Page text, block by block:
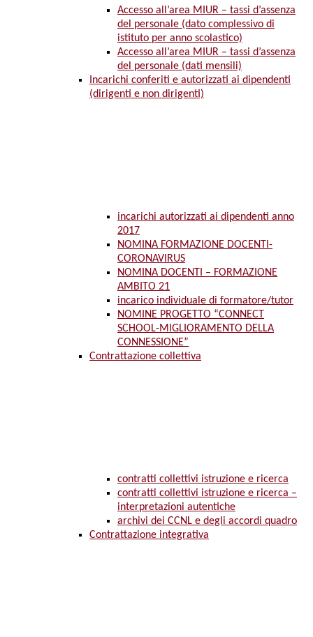
Accesso all’area MIUR – tassi d’assenza
del personale (dato complessivo di
istituto per anno scolastico)
Accesso all’area MIUR – tassi d’assenza
del personale (dati mensili)
Incarichi conferiti e autorizzati ai dipendenti
(dirigenti e non dirigenti)
incarichi autorizzati ai dipendenti anno
2017
NOMINA FORMAZIONE DOCENTI-
CORONAVIRUS
NOMINA DOCENTI – FORMAZIONE
AMBITO 21
incarico individuale di formatore/tutor
NOMINE PROGETTO “CONNECT
SCHOOL-MIGLIORAMENTO DELLA
CONNESSIONE”
Contrattazione collettiva
contratti collettivi istruzione e ricerca
contratti collettivi istruzione e ricerca –
interpretazioni autentiche
archivi dei CCNL e degli accordi quadro
Contrattazione integrativa